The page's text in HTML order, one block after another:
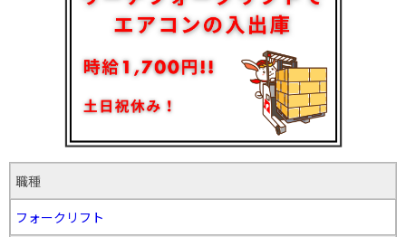
職種
フォークリフト